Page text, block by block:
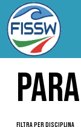
Filtra per Disciplina